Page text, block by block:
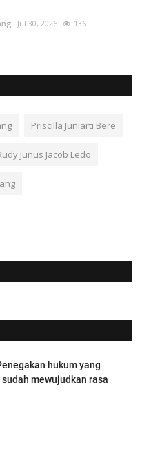
Jul 30, 2026 136
Priscilla Juniarti Bere
Junus Jacob Ledo
hukum yang
mewujudkan rasa